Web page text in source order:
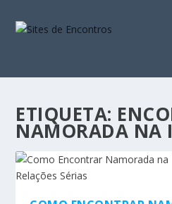
ETIQUETA:
NAMORADA NA